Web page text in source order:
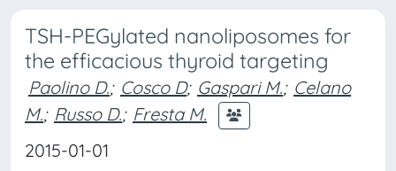
TSH-PEGylated nanoliposomes for
the efficacious thyroid targeting
Paolino D.; Cosco D; Gaspari M.; Celano
M.; Russo D.; Fresta M.
2015-01-01